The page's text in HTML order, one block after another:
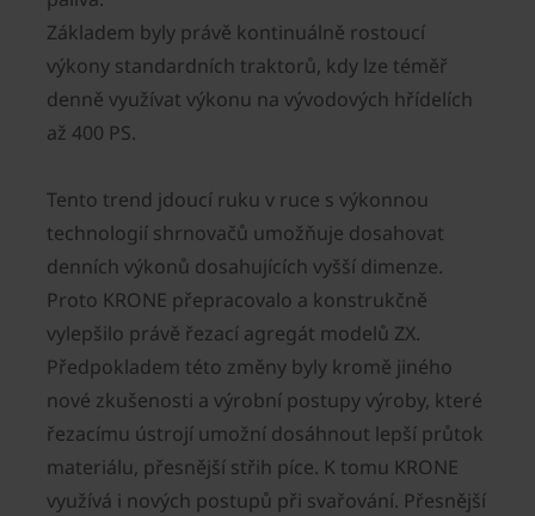
Základem byly právě kontinuálně rostoucí
výkony standardních traktorů, kdy lze téměř
denně využívat výkonu na vývodových hřídelích
až 400 PS.
Tento trend jdoucí ruku v ruce s výkonnou
technologií shrnovačů umožňuje dosahovat
denních výkonů dosahujících vyšší dimenze.
Proto KRONE přepracovalo a konstrukčně
vylepšilo právě řezací agregát modelů ZX.
Předpokladem této změny byly kromě jiného
nové zkušenosti a výrobní postupy výroby, které
řezacímu ústrojí umožní dosáhnout lepší průtok
materiálu, přesnější střih píce. K tomu KRONE
využívá i nových postupů při svařování. Přesnější